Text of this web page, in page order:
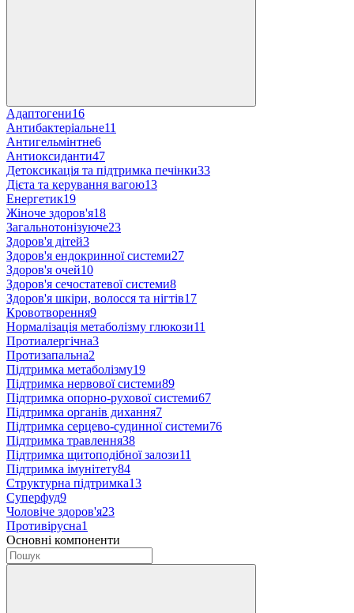
Адаптогени16
Антибактеріальне11
Антигельмінтне6
Антиоксиданти47
Детоксикація та підтримка печінки33
Дієта та керування вагою13
Енергетик19
Жіноче здоров'я18
Загальнотонізуюче23
Здоров'я дітей3
Здоров'я ендокринної системи27
Здоров'я очей10
Здоров'я сечостатевої системи8
Здоров'я шкіри, волосся та нігтів17
Кровотворення9
Нормалізація метаболізму глюкози11
Протиалергічна3
Протизапальна2
Підтримка метаболізму19
Підтримка нервової системи89
Підтримка опорно-рухової системи67
Підтримка органів дихання7
Підтримка серцево-судинної системи76
Підтримка травлення38
Підтримка щитоподібної залози11
Підтримка імунітету84
Структурна підтримка13
Суперфуд9
Чоловіче здоров'я23
Противірусна1
Основні компоненти